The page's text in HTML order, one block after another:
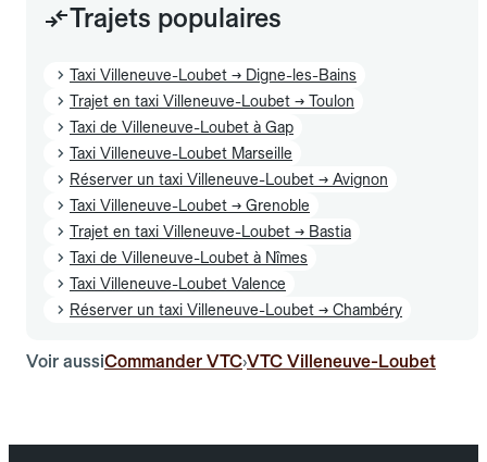
Trajets populaires
Taxi Villeneuve-Loubet → Digne-les-Bains
Trajet en taxi Villeneuve-Loubet → Toulon
Taxi de Villeneuve-Loubet à Gap
Taxi Villeneuve-Loubet Marseille
Réserver un taxi Villeneuve-Loubet → Avignon
Taxi Villeneuve-Loubet → Grenoble
Trajet en taxi Villeneuve-Loubet → Bastia
Taxi de Villeneuve-Loubet à Nîmes
Taxi Villeneuve-Loubet Valence
Réserver un taxi Villeneuve-Loubet → Chambéry
Voir aussiCommander VTC›VTC Villeneuve-Loubet